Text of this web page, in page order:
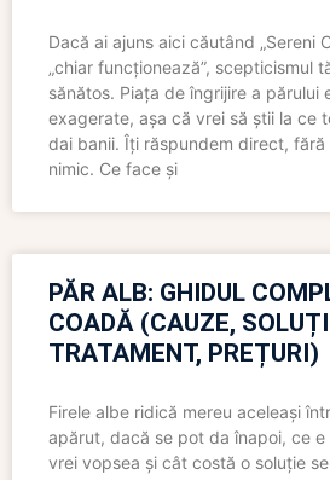
Dacă ai ajuns aici căutând „Sereni
„chiar funcționează”, scepticismul
sănătos. Piața de îngrijire a părului
exagerate, așa că vrei să știi la ce
dai banii. Îți răspundem direct, fără
nimic. Ce face și
PĂR ALB: GHIDUL
COADĂ (CAUZE,
TRATAMENT, PREȚURI)
Firele albe ridică mereu aceleași
apărut, dacă se pot da înapoi, ce
vrei vopsea și cât costă o soluție